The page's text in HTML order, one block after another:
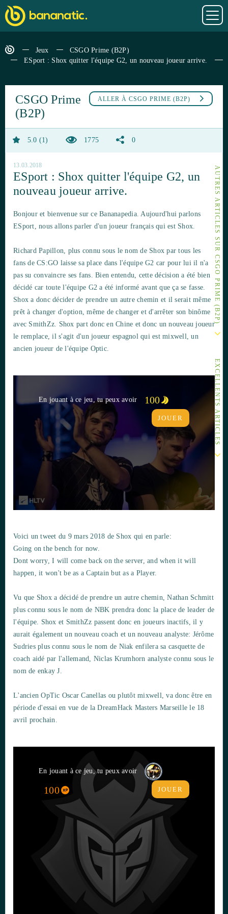
Jeux
CSGO Prime (B2P)
ESport : Shox quitter l'équipe G2, un nouveau joueur arrive.
AUTRES ARTICLES SUR CSGO PRIME (B2P)
EXCELLENTS ARTICLES
ALLER À CSGO PRIME (B2P)
CSGO Prime
(B2P)
5.0 1 1775 0
13.03.2018
ESport : Shox quitter l'équipe G2, un
nouveau joueur arrive.
Bonjour et bienvenue sur ce Bananapedia. Aujourd'hui parlons
ESport, nous allons parler d'un joueur français qui est Shox.
Richard Papillon, plus connu sous le nom de Shox par tous les
fans de CS:GO laisse sa place dans l'équipe G2 car pour lui il n'a
pas su convaincre ses fans. Bien entendu, cette décision a été bien
décidé car toute l'équipe G2 a été informé avant que ça se fasse.
Shox a donc décider de prendre un autre chemin et il serait même
prêt à changer d'option, même de changer et d'arrêter son binôme
avec SmithZz. Shox part donc en Chine et donc un nouveau joueur
le remplace, il s'agit d'un joueur espagnol qui est mixwell, un
ancien joueur de l'équipe Optic.
En jouant à ce jeu, tu peux avoir 100
JOUER
Voici un tweet du 9 mars 2018 de Shox qui en parle:
Going on the bench for now.
Dont worry, I will come back on the server, and when it will
happen, it won't be as a Captain but as a Player.
Vu que Shox a décidé de prendre un autre chemin, Nathan Schmitt
plus connu sous le nom de NBK prendra donc la place de leader de
l'équipe. Shox et SmithZz passent donc en joueurs inactifs, il y
aurait également un nouveau coach et un nouveau analyste: Jérôme
Sudries plus connu sous le nom de Niak enfilera sa casquette de
coach aidé par l'allemand, Niclas Krumhorn analyste connu sous le
nom de enkay J.
L'ancien OpTic Oscar Canellas ou plutôt mixwell, va donc être en
période d'essai en vue de la DreamHack Masters Marseille le 18
avril prochain.
En jouant à ce jeu, tu peux avoir
100 JOUER